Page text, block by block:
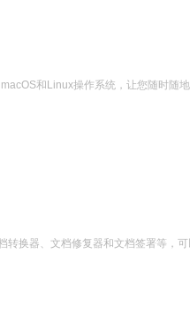
和Linux操作系统，让您随时随
换器、文档修复器和文档签署等，